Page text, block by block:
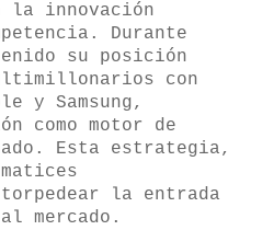
la innovación
Durante
su posición
con
y Samsung,
como motor de
Esta estrategia,
la entrada
mercado .